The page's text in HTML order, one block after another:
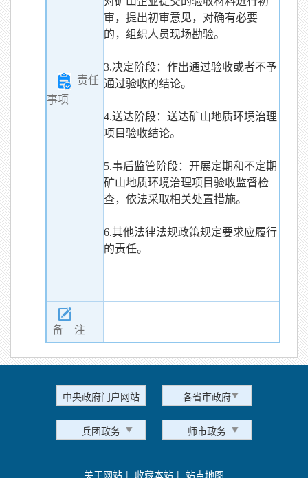
责任
事项
审，提出初审意见，对确有必要
的，组织人员现场勘验。
3.决定阶段：作出通过验收或者不予
通过验收的结论。
4.送达阶段：送达矿山地质环境治理
项目验收结论。
5.事后监管阶段：开展定期和不定期
矿山地质环境治理项目验收监督检
查，依法采取相关处置措施。
6.其他法律法规政策规定要求应履行
的责任。
备 注
中央政府门户网站 各省市政府
兵团政务 师市政务
关于网站 | 收藏本站 | 站点地图